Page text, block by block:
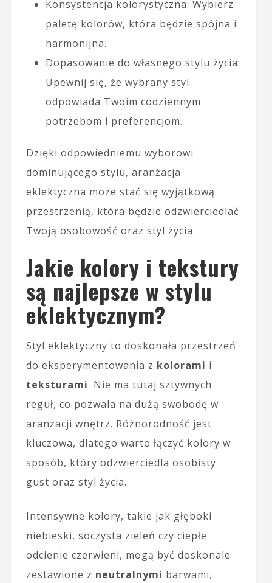
Konsystencja kolorystyczna: Wybierz
paletę kolorów, która będzie spójna i
harmonijna.
Dopasowanie do własnego stylu życia:
Upewnij się, że wybrany styl
odpowiada Twoim codziennym
potrzebom i preferencjom.
Dzięki odpowiedniemu wyborowi
dominującego stylu, aranżacja
eklektyczna może stać się wyjątkową
przestrzenią, która będzie odzwierciedlać
Twoją osobowość oraz styl życia.
Jakie kolory i tekstury
są najlepsze w stylu
eklektycznym?
Styl eklektyczny to doskonała przestrzeń
do eksperymentowania z kolorami i
teksturami. Nie ma tutaj sztywnych
reguł, co pozwala na dużą swobodę w
aranżacji wnętrz. Różnorodność jest
kluczowa, dlatego warto łączyć kolory w
sposób, który odzwierciedla osobisty
gust oraz styl życia.
Intensywne kolory, takie jak głęboki
niebieski, soczysta zieleń czy ciepłe
odcienie czerwieni, mogą być doskonale
zestawione z neutralnymi barwami,